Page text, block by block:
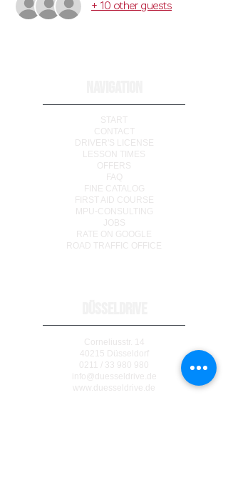
+ 10 other guests
START
CONTACT
DRIVER'S LICENSE
LESSON TIMES
OFFERS
FAQ
FINE CATALOG
FIRST AID COURSE
MPU-CONSULTING
JOBS
RATE ON GOOGLE
ROAD TRAFFIC OFFICE
Corneliusstr. 14
40215 Düsseldorf
0211 / 33 980 980
info@duesseldrive.de
www.duesseldrive.de